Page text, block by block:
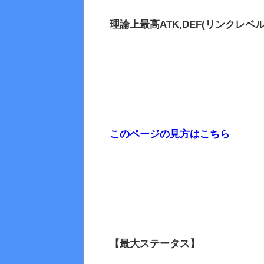
理論上最高ATK,DEF(リンクレベ
このページの見方はこちら
【最大ステータス】